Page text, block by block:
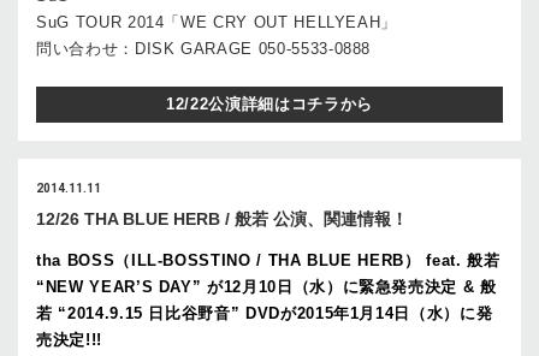
SuG TOUR 2014「WE CRY OUT HELLYEAH」
問い合わせ：DISK GARAGE 050-5533-0888
12/22公演詳細はコチラから
2014.11.11
12/26 THA BLUE HERB / 般若 公演、関連情報！
tha BOSS（ILL-BOSSTINO / THA BLUE HERB） feat. 般若
“NEW YEAR’S DAY” が12月10日（水）に緊急発売決定 & 般
若 “2014.9.15 日比谷野音” DVDが2015年1月14日（水）に発
売決定!!!